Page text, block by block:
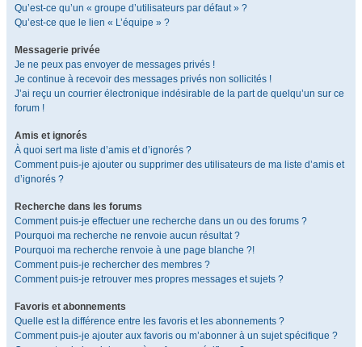
Qu’est-ce qu’un « groupe d’utilisateurs par défaut » ?
Qu’est-ce que le lien « L’équipe » ?
Messagerie privée
Je ne peux pas envoyer de messages privés !
Je continue à recevoir des messages privés non sollicités !
J’ai reçu un courrier électronique indésirable de la part de quelqu’un sur ce
forum !
Amis et ignorés
À quoi sert ma liste d’amis et d’ignorés ?
Comment puis-je ajouter ou supprimer des utilisateurs de ma liste d’amis et
d’ignorés ?
Recherche dans les forums
Comment puis-je effectuer une recherche dans un ou des forums ?
Pourquoi ma recherche ne renvoie aucun résultat ?
Pourquoi ma recherche renvoie à une page blanche ?!
Comment puis-je rechercher des membres ?
Comment puis-je retrouver mes propres messages et sujets ?
Favoris et abonnements
Quelle est la différence entre les favoris et les abonnements ?
Comment puis-je ajouter aux favoris ou m’abonner à un sujet spécifique ?